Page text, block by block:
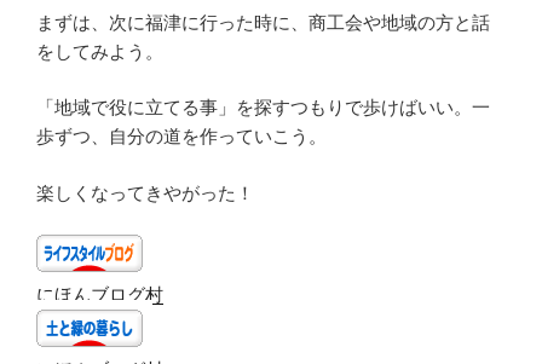
まずは、次に福津に行った時に、商工会や地域の方と話
をしてみよう。
「地域で役に立てる事」を探すつもりで歩けばいい。一
歩ずつ、自分の道を作っていこう。
楽しくなってきやがった！
にほんブログ村